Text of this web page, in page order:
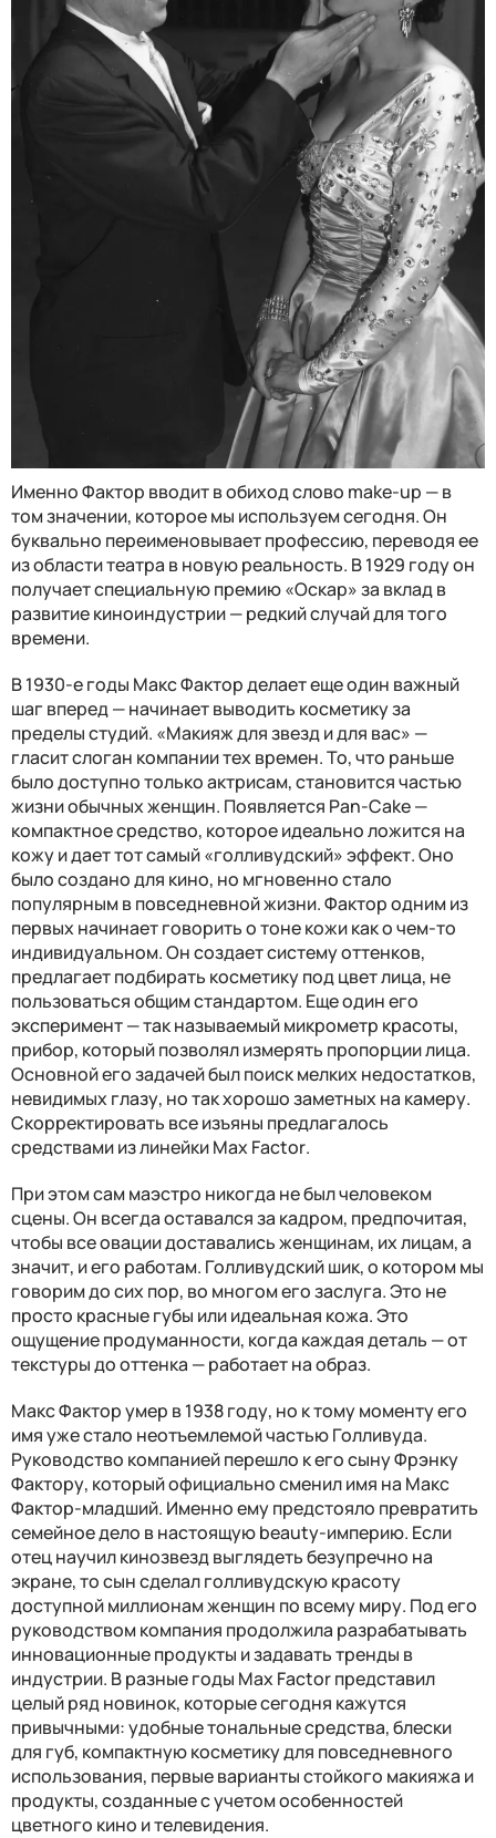
Именно Фактор вводит в обиход слово make-up — в
том значении, которое мы используем сегодня. Он
буквально переименовывает профессию, переводя ее
из области театра в новую реальность. В 1929 году он
получает специальную премию «Оскар» за вклад в
развитие киноиндустрии — редкий случай для того
времени.
В 1930-е годы Макс Фактор делает еще один важный
шаг вперед — начинает выводить косметику за
пределы студий. «Макияж для звезд и для вас» —
гласит слоган компании тех времен. То, что раньше
было доступно только актрисам, становится частью
жизни обычных женщин. Появляется Pan-Cake —
компактное средство, которое идеально ложится на
кожу и дает тот самый «голливудский» эффект. Оно
было создано для кино, но мгновенно стало
популярным в повседневной жизни. Фактор одним из
первых начинает говорить о тоне кожи как о чем-то
индивидуальном. Он создает систему оттенков,
предлагает подбирать косметику под цвет лица, не
пользоваться общим стандартом. Еще один его
эксперимент — так называемый микрометр красоты,
прибор, который позволял измерять пропорции лица.
Основной его задачей был поиск мелких недостатков,
невидимых глазу, но так хорошо заметных на камеру.
Скорректировать все изъяны предлагалось
средствами из линейкиMax Factor.
При этом сам маэстро никогда не был человеком
сцены. Он всегда оставался за кадром, предпочитая,
чтобы все овации доставались женщинам, их лицам, а
значит, и его работам. Голливудский шик, о котором мы
говорим до сих пор, во многом его заслуга. Это не
просто красные губы или идеальная кожа. Это
ощущение продуманности, когда каждая деталь — от
текстуры до оттенка — работает на образ.
Макс Фактор умер в 1938 году, но к тому моменту его
имя уже стало неотъемлемой частью Голливуда.
Руководство компанией перешло к его сыну Фрэнку
Фактору, который официально сменил имя на Макс
Фактор-младший. Именно ему предстояло превратить
семейное дело в настоящую beauty-империю. Если
отец научил кинозвезд выглядеть безупречно на
экране, то сын сделал голливудскую красоту
доступной миллионам женщин по всему миру. Под его
руководством компания продолжила разрабатывать
инновационные продукты и задавать тренды в
индустрии. В разные годы Max Factor представил
целый ряд новинок, которые сегодня кажутся
привычными: удобные тональные средства, блески
для губ, компактную косметику для повседневного
использования, первые варианты стойкого макияжа и
продукты, созданные с учетом особенностей
цветного кино и телевидения.